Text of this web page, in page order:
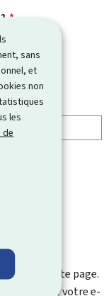
sans
et
non
les
*
cette page.
telles que votre e-